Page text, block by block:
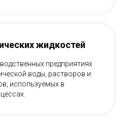
жидкостей
предприятиях
воды, растворов и
используемых в